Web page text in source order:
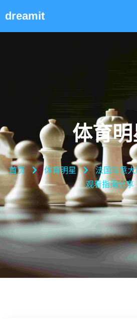
体育
首页 体育明星
法国与意
观看指南分享